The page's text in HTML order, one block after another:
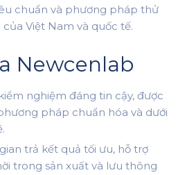
chuẩn và phương pháp thử
Việt Nam và quốc tế.
Newcenlab
nghiệm đáng tin cậy, được
pháp chuẩn hóa và dưới
trả kết quả tối ưu, hỗ trợ
trong sản xuất và lưu thông